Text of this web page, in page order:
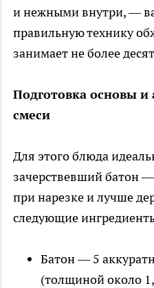
и нежными внутри, —
правильную технику
занимает не более
Подготовка основы
смеси
Для этого блюда
зачерствевший батон
при нарезке и лучше
следующие
Батон — 5
(толщиной около